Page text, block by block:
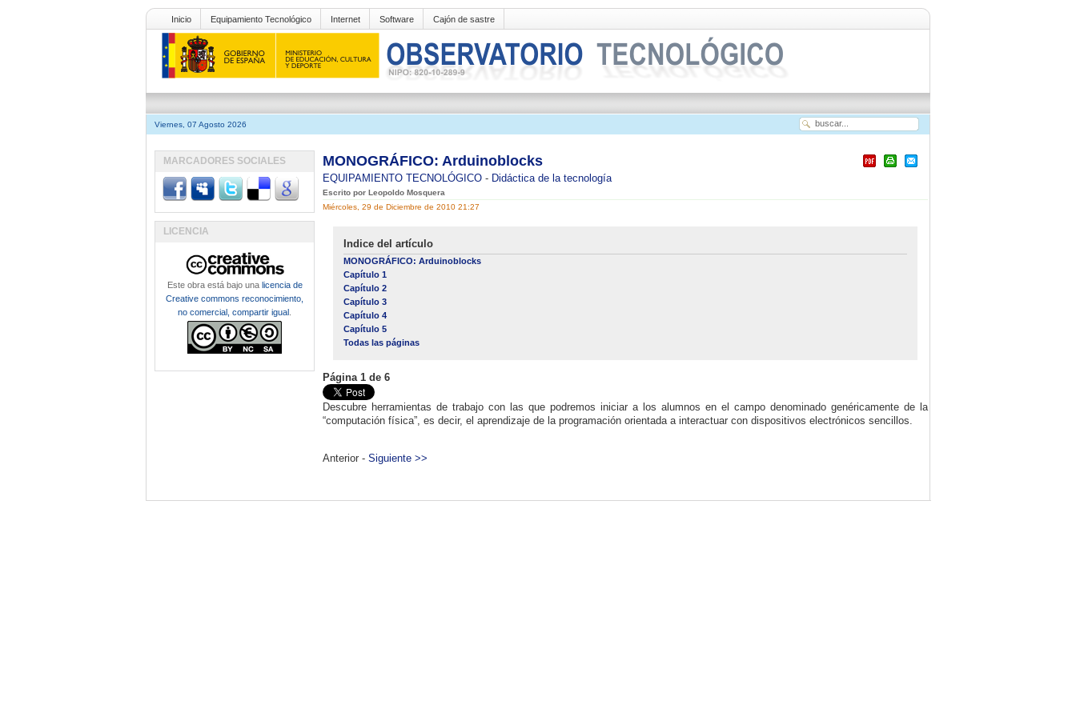
Inicio Equipamiento Tecnológico Internet Software Cajón de sastre
Viernes, 07 Agosto 2026
MONOGRÁFICO: Arduinoblocks
EQUIPAMIENTO TECNOLÓGICO - Didáctica de la tecnología
Escrito por Leopoldo Mosquera
Miércoles, 29 de Diciembre de 2010 21:27
Indice del artículo
MONOGRÁFICO: Arduinoblocks
Capítulo 1
Capítulo 2
Capítulo 3
Capítulo 4
Capítulo 5
Todas las páginas
Página 1 de 6
Descubre herramientas de trabajo con las que podremos iniciar a los alumnos en el campo denominado genéricamente de la
“computación física”, es decir, el aprendizaje de la programación orientada a interactuar con dispositivos electrónicos sencillos.
Anterior - Siguiente >>
MARCADORES SOCIALES
LICENCIA
Este obra está bajo una licencia de
Creative commons reconocimiento,
no comercial, compartir igual